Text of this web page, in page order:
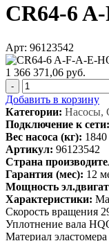
CR64-6
Арт: 96123542
1 366 371,06 руб.
-
Добавить в корзину
Категории: Насосы,
Подключение к сети:
Вес насоса (кг): 1840
Артикул: 96123542
Страна
Гарантия (мес): 12
Мощность
Характеристики:
Скорость вращения
Уплотнение вала
Материал